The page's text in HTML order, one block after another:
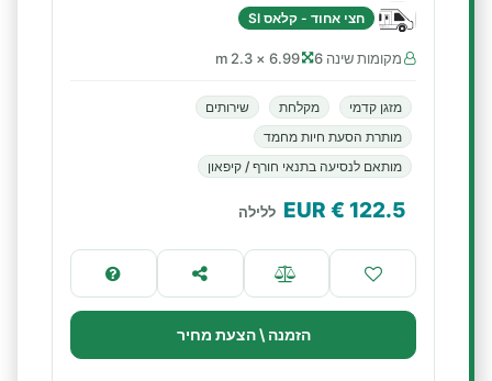
חצי אחוד - קלאס SI
מקומות שינה 6 6.99 × 2.3 m
מזגן קדמי מקלחת
שירותים
מותרת הסעת חיות מחמד
מותאם לנסיעה בתנאי חורף / קיפאון
122.5
€ EUR ללילה
הזמנה \ הצעת מחיר